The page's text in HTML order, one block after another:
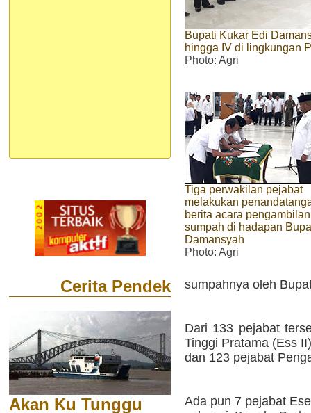
Cerita Pendek
Akan Ku Tunggu
Bupati Kukar Edi
hingga IV di lingkungan
Photo: Agri
Tiga perwakilan pejabat
melakukan
berita acara pengambilan
sumpah di hadapan
Damansyah
Photo: Agri
sumpahnya oleh
Dari 133 pejabat
Tinggi Pratama (Ess
dan 123 pejabat
Ada pun 7 pejabat